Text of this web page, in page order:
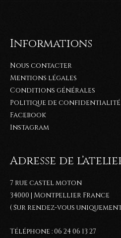
Informations
Nous contacter
Mentions légales
Conditions générales
Politique de confidentialité
Facebook
Instagram
Adresse de
7 rue castel moton
34000 | Montpellier France
( Sur rendez-vous
Téléphone : 06 24 06 13 27